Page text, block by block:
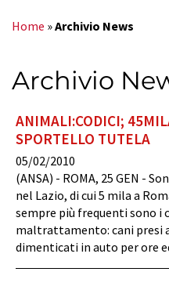
Home »Archivio News
Archivio
ANIMALI:CODICI;
SPORTELLO TUTELA
05/02/2010
(ANSA) - ROMA, 25 GEN -
nel Lazio, di cui 5 mila a
sempre più frequenti sono i
maltrattamento: cani presi
dimenticati in auto per ore